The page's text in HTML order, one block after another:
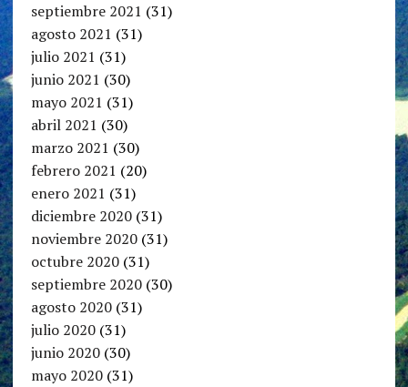
septiembre 2021 (31)
agosto 2021 (31)
julio 2021 (31)
junio 2021 (30)
mayo 2021 (31)
abril 2021 (30)
marzo 2021 (30)
febrero 2021 (20)
enero 2021 (31)
diciembre 2020(31)
noviembre 2020(31)
octubre 2020(31)
septiembre 2020(30)
agosto 2020(31)
julio 2020(31)
junio 2020(30)
mayo 2020(31)